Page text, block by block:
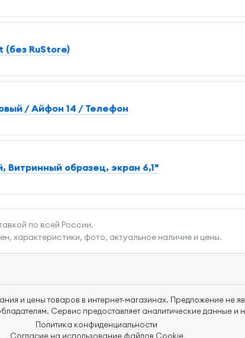
(без RuStore)
/ Айфон 14 / Телефон
Витринный образец, экран 6,1"
по всей России.
характеристики, фото, актуальное наличие и цены.
и цены товаров в интернет-магазинах. Предложение не
Сервис предоставляет аналитические данные и
Политика конфиденциальности
Согласие на использование файлов Cookie